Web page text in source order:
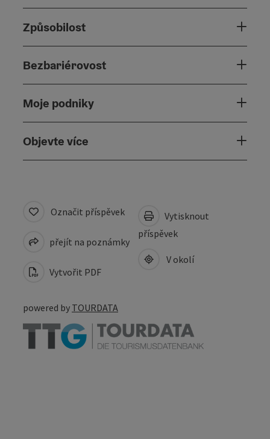
Způsobilost
Bezbariérovost
Moje podniky
Objevte více
Označit příspěvek
přejít na poznámky
Vytvořit PDF
Vytisknout
příspěvek
V okolí
powered by TOURDATA